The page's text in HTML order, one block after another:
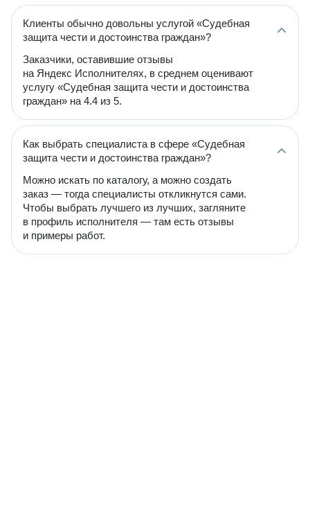
Клиенты обычно довольны услугой «Судебная
защита чести и достоинства граждан»?
Заказчики, оставившие отзывы
на Яндекс Исполнителях, в среднем оценивают
услугу «Судебная защита чести и достоинства
граждан» на 4.4 из 5.
Как выбрать специалиста в сфере «Судебная
защита чести и достоинства граждан»?
Можно искать по каталогу, а можно создать
заказ — тогда специалисты откликнутся сами.
Чтобы выбрать лучшего из лучших, загляните
в профиль исполнителя — там есть отзывы
и примеры работ.